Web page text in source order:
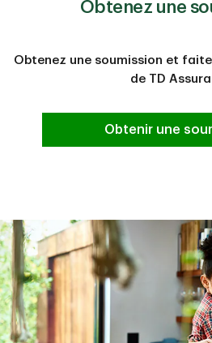
Obtenez une
Obtenez une soumission et
de TD
Obtenir une